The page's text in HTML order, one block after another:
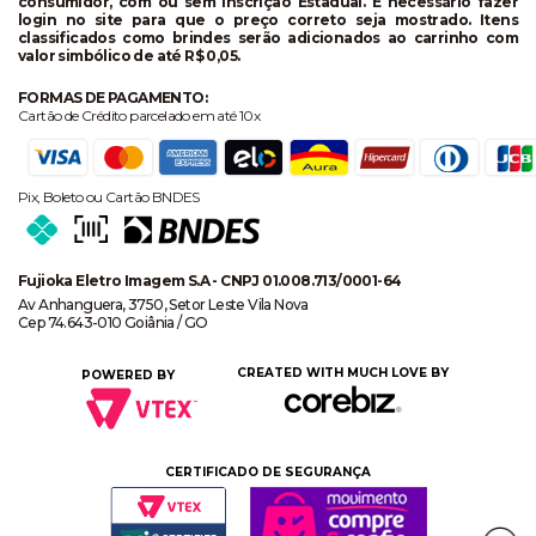
login no site para que o preço correto seja mostrado. Itens
classificados como brindes serão adicionados ao carrinho com
valor simbólico de até R$ 0,05.
FORMAS DE PAGAMENTO:
Cartão de Crédito parcelado em até 10x
Pix, Boleto ou Cartão BNDES
Fujioka Eletro Imagem S.A - CNPJ 01.008.713/0001-64
Av Anhanguera, 3750, Setor Leste Vila Nova
Cep 74.643-010 Goiânia / GO
POWERED BY CREATED WITH MUCH LOVE BY
CERTIFICADO DE SEGURANÇA